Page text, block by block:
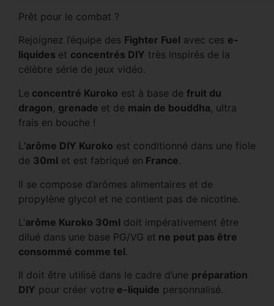
Prêt pour le combat ?
Rejoignez l’équipe des Fighter Fuel avec ces e-
liquides et concentrés DIY très inspirés de la
célèbre série de jeux vidéo.
Le concentré Kuroko est à base de fruit du
dragon, grenade et de main de bouddha, ultra
frais en bouche !
L’arôme DIY Kuroko est conditionné dans une fiole
de 30ml et est fabriqué en France.
Il se compose d’arômes alimentaires et de
propylène glycol et ne contient pas de nicotine.
L’arôme Kuroko 30ml doit impérativement être
dilué dans une base PG/VG et ne peut pas être
consommé comme tel.
Il doit être utilisé dans le cadre d’une préparation
DIY pour créer votre e-liquide personnalisé.